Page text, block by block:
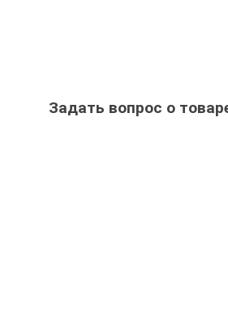
Задать вопрос о